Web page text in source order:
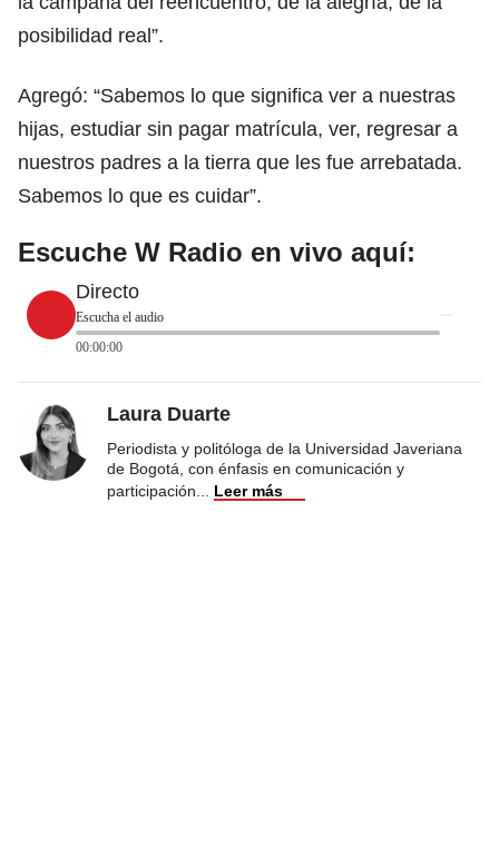
posibilidad real”.
Agregó: “Sabemos lo que significa ver a nuestras
hijas, estudiar sin pagar matrícula, ver, regresar a
nuestros padres a la tierra que les fue arrebatada.
Sabemos lo que es cuidar”.
Escuche W Radio en vivo aquí:
Directo
Escucha el audio
00:00:00
Laura Duarte
Periodista y politóloga de la Universidad Javeriana
de Bogotá, con énfasis en comunicación y
participación
Leer más